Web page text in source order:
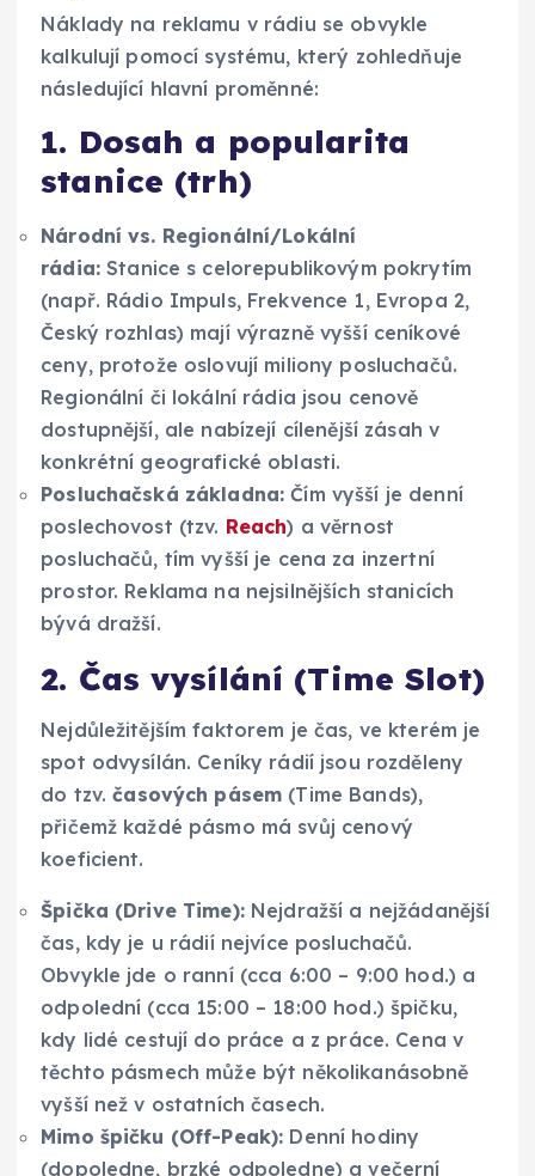
Náklady na reklamu v rádiu se obvykle
kalkulují pomocí systému, který zohledňuje
následující hlavní proměnné:
1. Dosah a popularita
stanice (trh)
Národní vs. Regionální/Lokální
rádia:Stanice s celorepublikovým pokrytím
(např. Rádio Impuls, Frekvence 1, Evropa 2,
Český rozhlas) mají výrazně vyšší ceníkové
ceny, protože oslovují miliony posluchačů.
Regionální či lokální rádia jsou cenově
dostupnější, ale nabízejí cílenější zásah v
konkrétní geografické oblasti.
Posluchačská základna: Čím vyšší je denní
poslechovost (tzv. Reach) a věrnost
posluchačů, tím vyšší je cena za inzertní
prostor. Reklama na nejsilnějších stanicích
bývá dražší.
2. Čas vysílání (Time Slot)
Nejdůležitějším faktorem je čas, ve kterém je
spot odvysílán. Ceníky rádií jsou rozděleny
do tzv.časových pásem (Time Bands),
přičemž každé pásmo má svůj cenový
koeficient.
Špička (Drive Time):Nejdražší a nejžádanější
čas, kdy je u rádií nejvíce posluchačů.
Obvykle jde o ranní (cca 6:00 – 9:00 hod.) a
odpolední (cca 15:00 – 18:00 hod.) špičku,
kdy lidé cestují do práce a z práce. Cena v
těchto pásmech může být několikanásobně
vyšší než v ostatních časech.
Mimo špičku (Off-Peak): Denní hodiny
(dopoledne, brzké odpoledne) a večerní